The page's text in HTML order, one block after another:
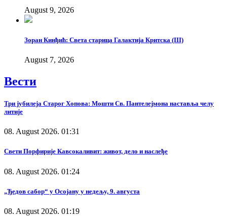
August 9, 2026
Зоран Кинђић: Света старица Галактија Критска (III)
August 7, 2026
Вести
Три јубилеја Старог Хопова: Мошти Св. Пантелејмона наставља челу
литије
08. August 2026. 01:31
Свети Порфирије Кавсокаливит: живот, дело и наслеђе
08. August 2026. 01:24
„Ђедов сабор“ у Осојану у недељу, 9. августа
08. August 2026. 01:19